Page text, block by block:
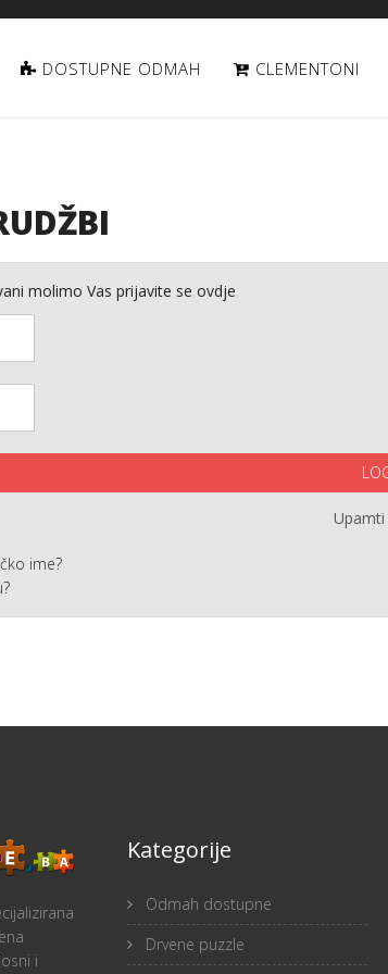
DOSTUPNE ODMAH CLEMENTONI
molimo Vas prijavite se ovdje
Upamti
ime?
i
Kategorije
Odmah dostupne
Drvene puzzle